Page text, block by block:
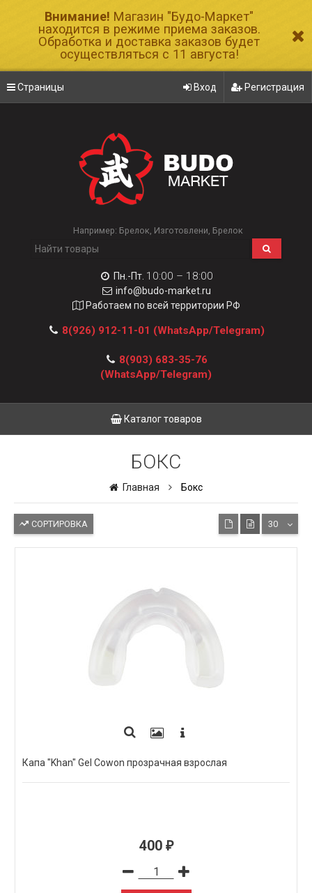
Внимание! Магазин "Будо-Маркет"
находится в режиме приема заказов.
Обработка и доставка заказов будет
осуществляться с 11 августа!
Страницы Вход Регистрация
Например: Брелок Изготовлени Брелок
Пн.-Пт. 10:00 – 18:00
info@budo-market.ru
Работаем по всей территории РФ
8(926) 912-11-01 (WhatsApp/Telegram)
8(903) 683-35-76
(WhatsApp/Telegram)
Каталог товаров
БОКС
Главная Бокс
СОРТИРОВКА 30
Капа "Khan" Gel Cowon прозрачная взрослая
400 ₽